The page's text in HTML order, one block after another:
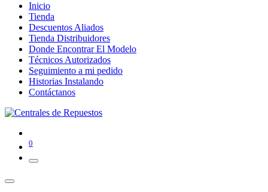
Inicio
Tienda
Descuentos Aliados
Tienda Distribuidores
Donde Encontrar El Modelo
Técnicos Autorizados
Seguimiento a mi pedido
Historias Instalando
Contáctanos
0